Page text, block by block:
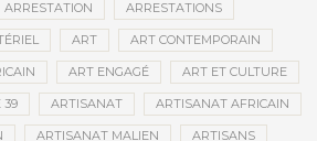
ARRESTATION ARRESTATIONS
ART ART CONTEMPORAIN
ART ENGAGÉ ART ET CULTURE
39 ARTISANAT ARTISANAT AFRICAIN
ARTISANAT MALIEN ARTISANS